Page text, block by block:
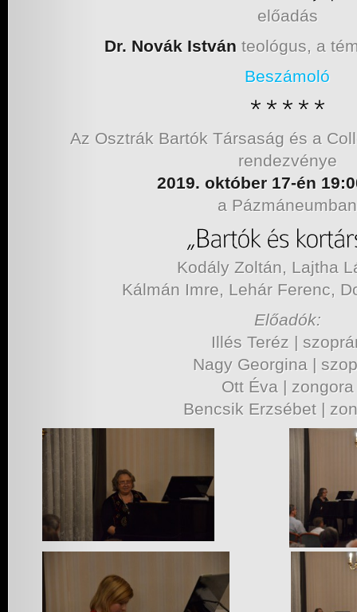
előadás
Dr. Novák István teológus, a
Beszámoló
Az Osztrák Bartók Társaság és a
rendezvénye
2019. október 17-én
a Pázmáneumban
Kodály Zoltán, Lajtha
Kálmán Imre, Lehár Ferenc,
Előadók:
Illés Teréz |
Nagy Georgina |
Ott Éva | zongora
Bencsik Erzsébet |